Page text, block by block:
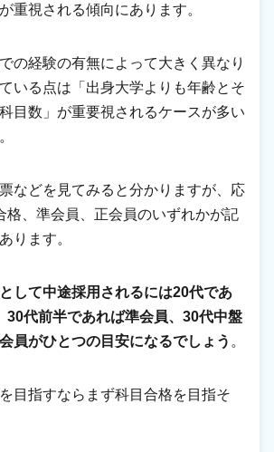
重視される傾向にあります。
の経験の有無によって大きく異なり
いる点は「出身大学よりも年齢とそ
目数」が重要視されるケースが多い
などを見てみると分かりますが、応
格、準会員、正会員のいずれかが記
ります。
して中途採用されるには20代であ
30代前半であれば準会員、30代中盤
員がひとつの目安になるでしょう 。
目指すならまず科目合格を目指そ